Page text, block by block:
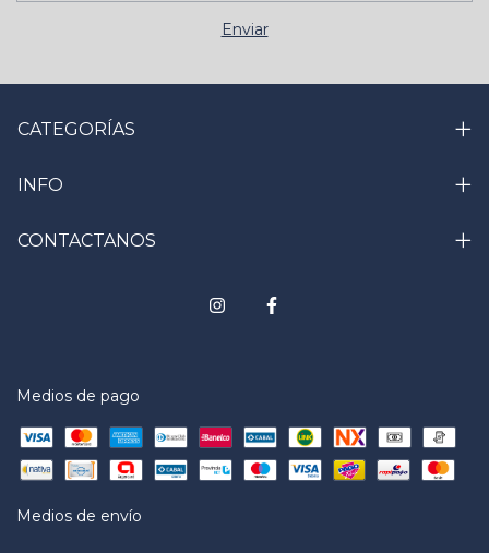
CATEGORÍAS
INFO
CONTACTANOS
Medios de pago
Medios de envío